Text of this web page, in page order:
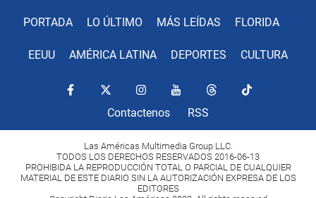
PORTADA LO ÚLTIMO MÁS LEÍDAS FLORIDA
EEUU AMÉRICA LATINA DEPORTES CULTURA
Contactenos RSS
Las Américas Multimedia Group LLC.
TODOS LOS DERECHOS RESERVADOS 2016-06-13
PROHIBIDA LA REPRODUCCIÓN TOTAL O PARCIAL DE CUALQUIER
MATERIAL DE ESTE DIARIO SIN LA AUTORIZACIÓN EXPRESA DE LOS
EDITORES